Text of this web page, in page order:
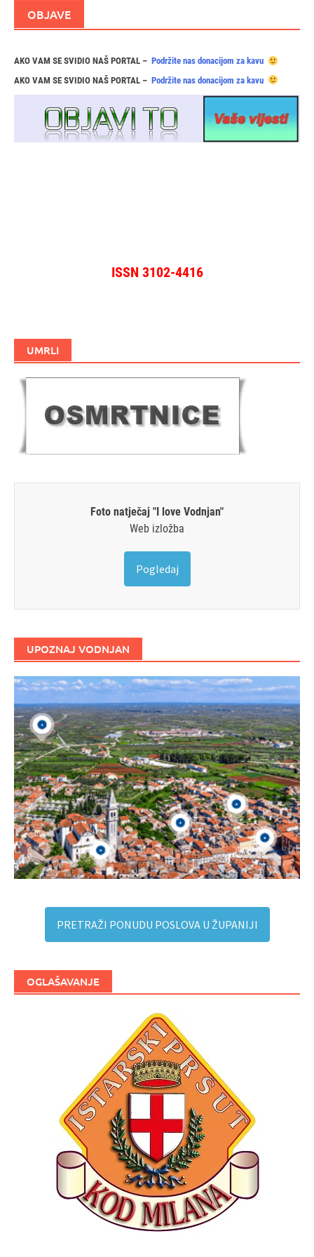
OBJAVE
AKO VAM SE SVIDIO NAŠ PORTAL – Podržite nas donacijom za kavu
AKO VAM SE SVIDIO NAŠ PORTAL – Podržite nas donacijom za kavu
ISSN 3102-4416
UMRLI
Foto natječaj "I love Vodnjan"
Web izložba
Pogledaj
UPOZNAJ VODNJAN
PRETRAŽI PONUDU POSLOVA U ŽUPANIJI
OGLAŠAVANJE